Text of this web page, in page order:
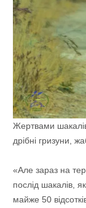
Жертвами
дрібні гризуни,
«Але зараз на
послід шакалів,
майже 50